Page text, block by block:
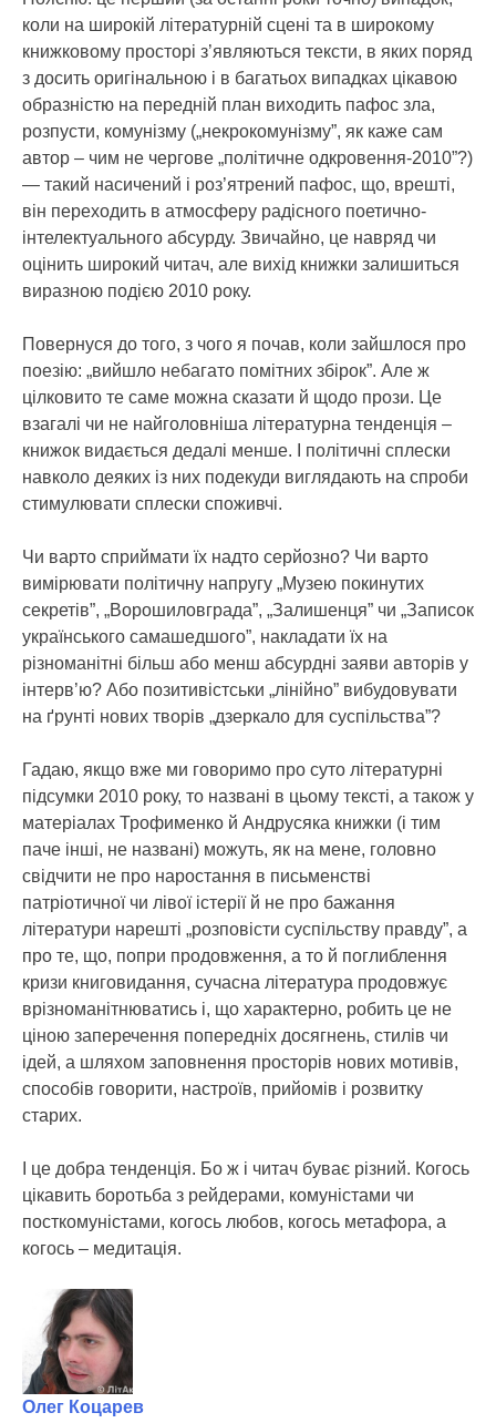
коли на широкій літературній сцені та в широкому
книжковому просторі з’являються тексти, в яких поряд
з досить оригінальною і в багатьох випадках цікавою
образністю на передній план виходить пафос зла,
розпусти, комунізму („некрокомунізму”, як каже сам
автор – чим не чергове „політичне одкровення-2010”?)
— такий насичений і роз’ятрений пафос, що, врешті,
він переходить в атмосферу радісного поетично-
інтелектуального абсурду. Звичайно, це навряд чи
оцінить широкий читач, але вихід книжки залишиться
виразною подією 2010 року.
Повернуся до того, з чого я почав, коли зайшлося про
поезію: „вийшло небагато помітних збірок”. Але ж
цілковито те саме можна сказати й щодо прози. Це
взагалі чи не найголовніша літературна тенденція –
книжок видається дедалі менше. І політичні сплески
навколо деяких із них подекуди виглядають на спроби
стимулювати сплески споживчі.
Чи варто сприймати їх надто серйозно? Чи варто
вимірювати політичну напругу „Музею покинутих
секретів”, „Ворошиловграда”, „Залишенця” чи „Записок
українського самашедшого”, накладати їх на
різноманітні більш або менш абсурдні заяви авторів у
інтерв’ю? Або позитивістськи „лінійно” вибудовувати
на ґрунті нових творів „дзеркало для суспільства”?
Гадаю, якщо вже ми говоримо про суто літературні
підсумки 2010 року, то названі в цьому тексті, а також у
матеріалах Трофименко й Андрусяка книжки (і тим
паче інші, не названі) можуть, як на мене, головно
свідчити не про наростання в письменстві
патріотичної чи лівої істерії й не про бажання
літератури нарешті „розповісти суспільству правду”, а
про те, що, попри продовження, а то й поглиблення
кризи книговидання, сучасна література продовжує
врізноманітнюватись і, що характерно, робить це не
ціною заперечення попередніх досягнень, стилів чи
ідей, а шляхом заповнення просторів нових мотивів,
способів говорити, настроїв, прийомів і розвитку
старих.
І це добра тенденція. Бо ж і читач буває різний. Когось
цікавить боротьба з рейдерами, комуністами чи
посткомуністами, когось любов, когось метафора, а
когось – медитація.
Олег Коцарев